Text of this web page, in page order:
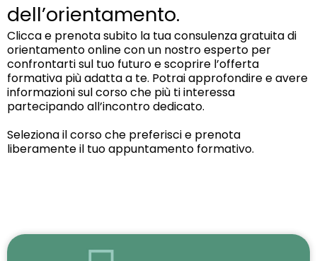
dell’orientamento.
Clicca e prenota subito la tua consulenza gratuita di
orientamento online con un nostro esperto per
confrontarti sul tuo futuro e scoprire l’offerta
formativa più adatta a te. Potrai approfondire e avere
informazioni sul corso che più ti interessa
partecipando all’incontro dedicato.
Seleziona il corso che preferisci e prenota
liberamente il tuo appuntamento formativo.